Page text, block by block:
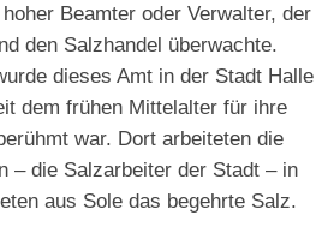
Beamter oder Verwalter, der
den Salzhandel überwachte.
dieses Amt in der Stadt Halle
dem frühen Mittelalter für ihre
war. Dort arbeiteten die
– die Salzarbeiter der Stadt – in
aus Sole das begehrte Salz.